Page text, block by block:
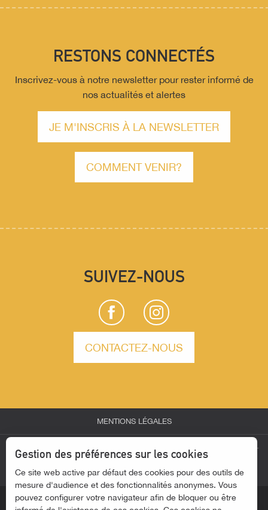
Contacter par email
RESTONS CONNECTÉS
Inscrivez-vous à notre newsletter pour rester informé de
nos actualités et alertes
JE M'INSCRIS À LA NEWSLETTER
COMMENT VENIR?
SUIVEZ-NOUS
CONTACTEZ-NOUS
MENTIONS LÉGALES
-
ACTUALITÉS - ACCESSIBILITÉ - SITE NON CONFORME
Gestion des préférences sur les cookies
Ce site web active par défaut des cookies pour des outils de
mesure d'audience et des fonctionnalités anonymes. Vous
pouvez configurer votre navigateur afin de bloquer ou être